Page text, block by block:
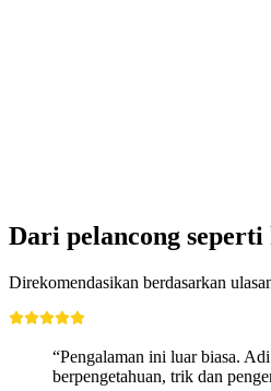
Dari pelancong seperti
Direkomendasikan berdasarkan
“Pengalaman ini luar biasa.
berpengetahuan, trik dan